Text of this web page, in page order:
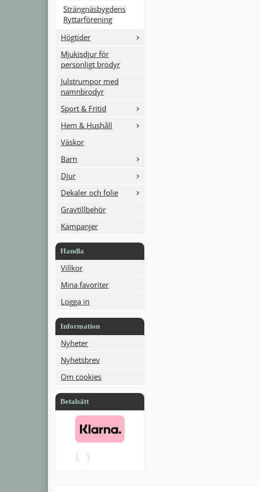
Strängnäsbygdens
Ryttarförening
Högtider
Mjukisdjur för
personligt brodyr
Julstrumpor med
namnbrodyr
Sport & Fritid
Hem & Hushåll
Väskor
Barn
Djur
Dekaler och folie
Gravtillbehör
Kampanjer
Handla
Villkor
Mina favoriter
Logga in
Information
Nyheter
Nyhetsbrev
Om cookies
Betalsätt